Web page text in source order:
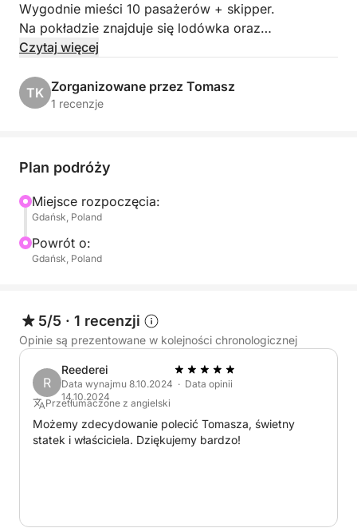
Wygodnie mieści 10 pasażerów + skipper.
Na pokładzie znajduje się lodówka oraz
pełnowymiarowa toaleta.
Posiadamy nagłośnienie Bluetooth.
Na życzenie materace dziobowe oraz deska SUP
Czytaj więcej
TK Zorganizowane przez Tomasz
1 recenzje
Plan podróży
Miejsce rozpoczęcia:
Gdańsk, Poland
Powrót o:
Gdańsk, Poland
5/5 · 1 recenzji
Opinie są prezentowane w kolejności chronologicznej
R
Reederei
Data wynajmu 8.10.2024 · Data opinii
14.10.2024
Przetłumaczone z angielski
Możemy zdecydowanie polecić Tomasza, świetny
statek i właściciela. Dziękujemy bardzo!